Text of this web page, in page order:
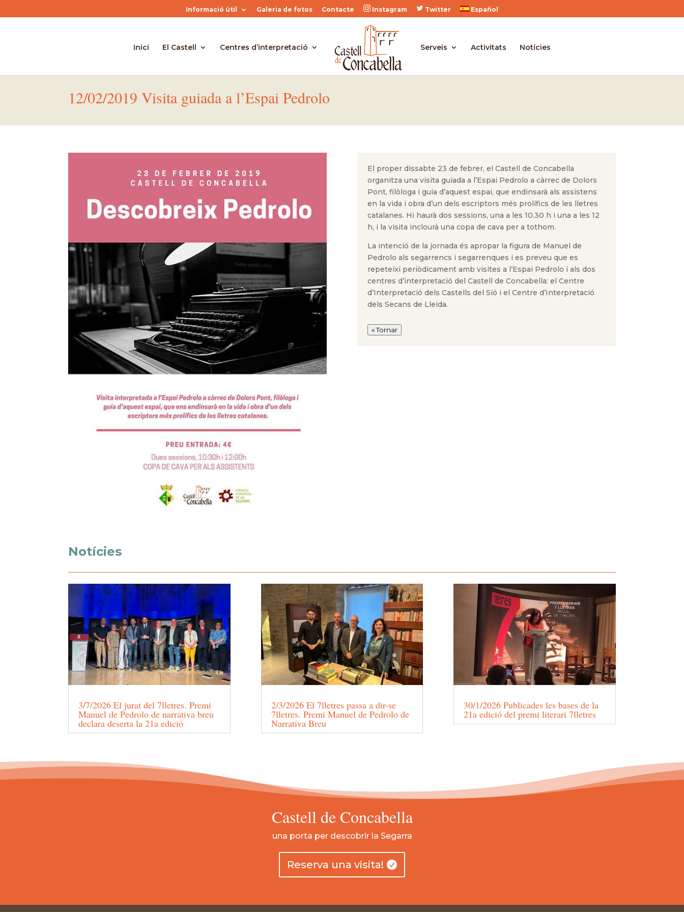
Informació útil Galeria de fotos Contacte Instagram Twitter Español
Inici El Castell Centres d’interpretació Serveis Activitats Notícies
12/02/2019 Visita guiada a l’Espai Pedrolo
El proper dissabte 23 de febrer, el Castell de Concabella
organitza una visita guiada a l’Espai Pedrolo a càrrec de Dolors
Pont, filòloga i guia d’aquest espai, que endinsarà als assistens
en la vida i obra d’un dels escriptors més prolífics de les lletres
catalanes. Hi haurà dos sessions, una a les 10.30 h i una a les 12
h, i la visita inclourà una copa de cava per a tothom.
La intenció de la jornada és apropar la figura de Manuel de
Pedrolo als segarrencs i segarrenques i es preveu que es
repeteixi periòdicament amb visites a l’Espai Pedrolo i als dos
centres d’interpretació del Castell de Concabella: el Centre
d’Interpretació dels Castells del Sió i el Centre d’Interpretació
dels Secans de Lleida.
« Tornar
Notícies
3/7/2026 El jurat del 7lletres. Premi
Manuel de Pedrolo de narrativa breu
declara deserta la 21a edició
2/3/2026 El 7lletres passa a dir-se
7lletres. Premi Manuel de Pedrolo de
Narrativa Breu
30/1/2026 Publicades les bases de la
21a edició del premi literari 7lletres
Castell de Concabella
una porta per descobrir la Segarra
Reserva una visita!